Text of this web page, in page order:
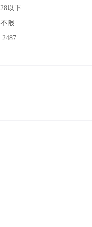
28以下
不限
2487